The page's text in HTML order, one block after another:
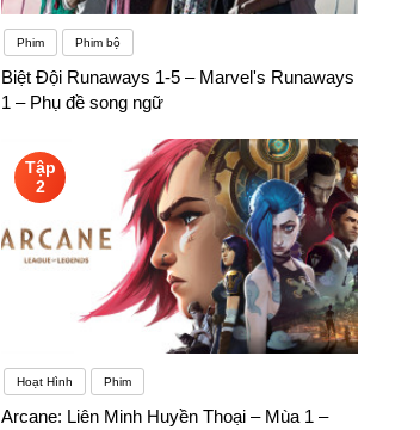
Phim Phim bộ
Biệt Đội Runaways 1-5 – Marvel's Runaways
1 – Phụ đề song ngữ
Tập
2
Hoạt Hình Phim
Arcane: Liên Minh Huyền Thoại – Mùa 1 –